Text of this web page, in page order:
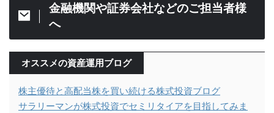
金融機関や証券会社などのご担当者様
へ
オススメの資産運用ブログ
株主優待と高配当株を買い続ける株式投資ブログ
サラリーマンが株式投資でセミリタイアを目指してみま